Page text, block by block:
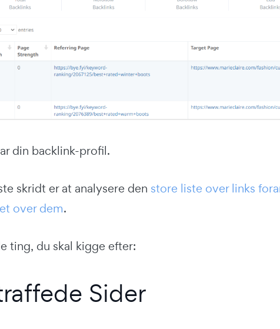
din backlink-profil.
skridt er at analysere den store liste over links
over dem.
ting, du skal kigge efter:
Sider